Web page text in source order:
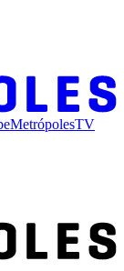
MetrópolesTV